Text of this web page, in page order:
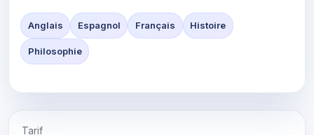
Anglais Espagnol Français Histoire
Philosophie
Tarif